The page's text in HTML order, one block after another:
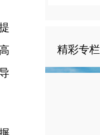
精彩专栏